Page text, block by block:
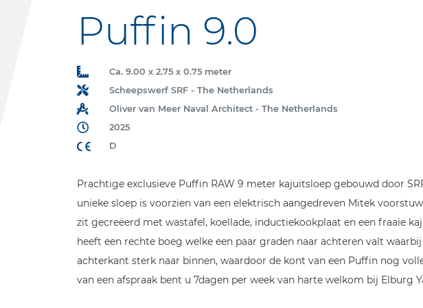
Puffin 9.0
Ca. 9.00 x 2.75 x 0.75 meter
Scheepswerf SRF - The Netherlands
Oliver van Meer Naval Architect - The Netherlands
2025
D
Prachtige exclusieve Puffin RAW 9 meter kajuitsloep gebouwd door
unieke sloep is voorzien van een elektrisch aangedreven Mitek
zit gecreëerd met wastafel, koellade, inductiekookplaat en een fraaie
heeft een rechte boeg welke een paar graden naar achteren valt
achterkant sterk naar binnen, waardoor de kont van een Puffin nog
van een afspraak bent u 7dagen per week van harte welkom bij Elburg